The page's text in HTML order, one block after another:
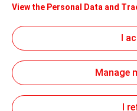
Conditions
Mentions
Données
social media. In accordance
default. You can change your
by clicking on the "Manage
on the "Accept" button, you
cookies on your device. If you
correctly will be used. For
View the Personal Data and
I
Manage
I